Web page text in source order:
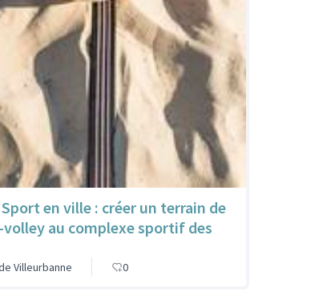
Sport en ville : créer un terrain de
volley au complexe sportif des
Villeurbanne 0